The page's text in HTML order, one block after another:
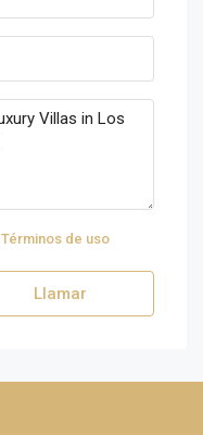
Términos de uso
Llamar